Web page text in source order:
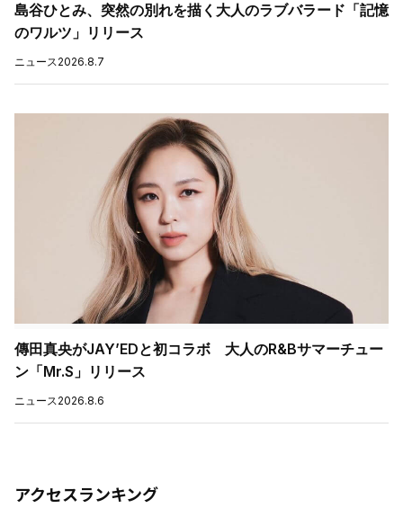
島谷ひとみ、突然の別れを描く大人のラブバラード「記憶
のワルツ」リリース
ニュース2026.8.7
傳田真央がJAY’EDと初コラボ 大人のR&Bサマーチュー
ン「Mr.S」リリース
ニュース2026.8.6
アクセスランキング